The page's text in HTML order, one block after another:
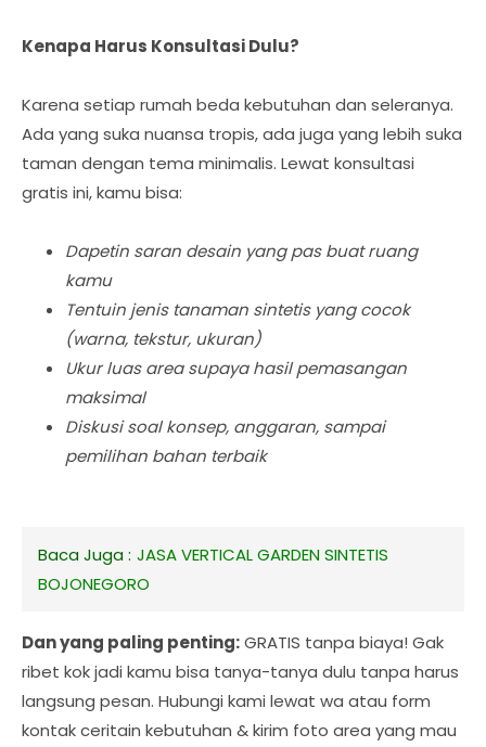
Kenapa Harus Konsultasi Dulu?
Karena setiap rumah beda kebutuhan dan seleranya.
Ada yang suka nuansa tropis, ada juga yang lebih suka
taman dengan tema minimalis. Lewat konsultasi
gratis ini, kamu bisa:
Dapetin saran desain yang pas buat ruang
kamu
Tentuin jenis tanaman sintetis yang cocok
(warna, tekstur, ukuran)
Ukur luas area supaya hasil pemasangan
maksimal
Diskusi soal konsep, anggaran, sampai
pemilihan bahan terbaik
Baca Juga : JASA VERTICAL GARDEN SINTETIS
BOJONEGORO
Dan yang paling penting:GRATIS tanpa biaya! Gak
ribet kok jadi kamu bisa tanya-tanya dulu tanpa harus
langsung pesan. Hubungi kami lewat wa atau form
kontak ceritain kebutuhan & kirim foto area yang mau